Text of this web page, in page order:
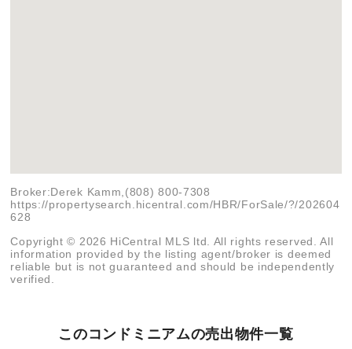
Broker:Derek Kamm,(808) 800-7308
https://propertysearch.hicentral.com/HBR/ForSale/?/202604
628
Copyright © 2026 HiCentral MLS ltd. All rights reserved. All
information provided by the listing agent/broker is deemed
reliable but is not guaranteed and should be independently
verified.
このコンドミニアムの売出物件一覧